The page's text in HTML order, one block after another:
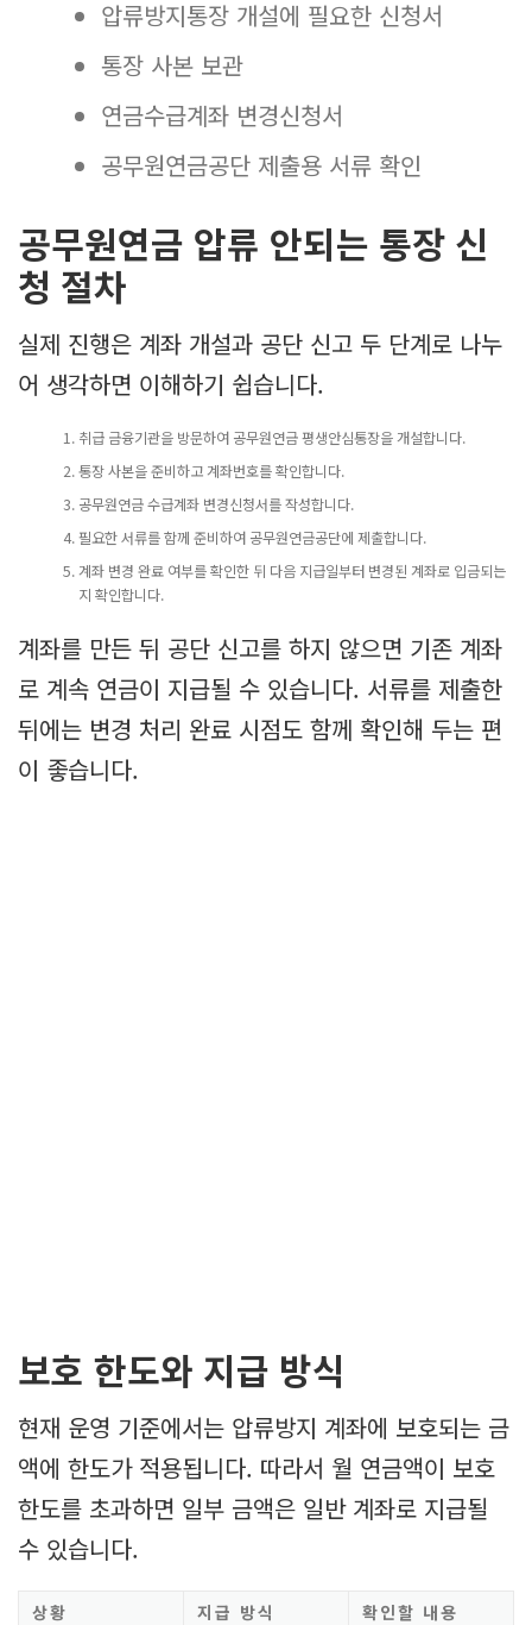
압류방지통장 개설에 필요한 신청서
통장 사본 보관
연금수급계좌 변경신청서
공무원연금공단 제출용 서류 확인
공무원연금 압류 안되는 통장 신
청 절차
실제 진행은 계좌 개설과 공단 신고 두 단계로 나누
어 생각하면 이해하기 쉽습니다.
취급 금융기관을 방문하여 공무원연금 평생안심통장을 개설합니다.
통장 사본을 준비하고 계좌번호를 확인합니다.
공무원연금 수급계좌 변경신청서를 작성합니다.
필요한 서류를 함께 준비하여 공무원연금공단에 제출합니다.
계좌 변경 완료 여부를 확인한 뒤 다음 지급일부터 변경된 계좌로 입금되는
지 확인합니다.
계좌를 만든 뒤 공단 신고를 하지 않으면 기존 계좌
로 계속 연금이 지급될 수 있습니다. 서류를 제출한
뒤에는 변경 처리 완료 시점도 함께 확인해 두는 편
이 좋습니다.
보호 한도와 지급 방식
현재 운영 기준에서는 압류방지 계좌에 보호되는 금
액에 한도가 적용됩니다. 따라서 월 연금액이 보호
한도를 초과하면 일부 금액은 일반 계좌로 지급될
수 있습니다.
상황 지급 방식 확인할 내용